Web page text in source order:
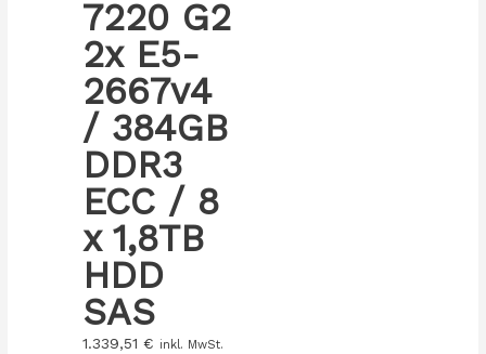
7220 G2
2x E5-
2667v4
/ 384GB
DDR3
ECC / 8
x 1,8TB
HDD
SAS
1.339,51 € inkl. MwSt.